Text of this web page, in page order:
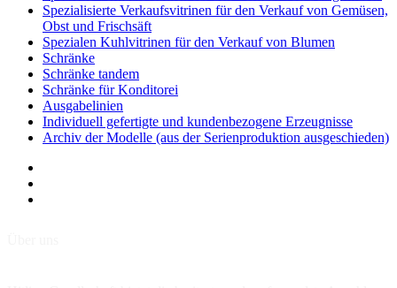
Spezialisierte Verkaufsvitrinen für den Verkauf von Gemüsen,
Obst und Frischsäft
Spezialen Kuhlvitrinen für den Verkauf von Blumen
Schränke
Schränke tandem
Schränke für Konditorei
Ausgabelinien
Individuell gefertigte und kundenbezogene Erzeugnisse
Archiv der Modelle (aus der Serienproduktion ausgeschieden)